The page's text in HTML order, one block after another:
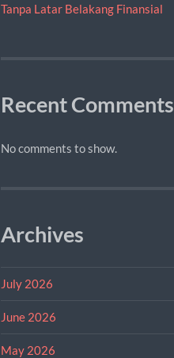
Tanpa Latar Belakang Finansial
Recent Comments
No comments to show.
Archives
July 2026
June 2026
May 2026